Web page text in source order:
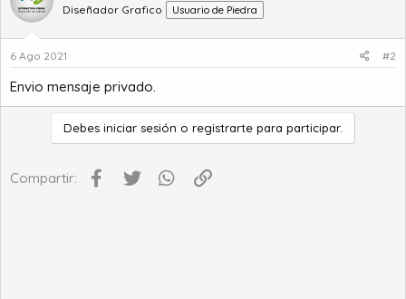
Diseñador Grafico Usuario de Piedra
6 Ago 2021 #2
Envio mensaje privado.
Debes iniciar sesión o registrarte para participar.
Compartir: Facebook
Twitter WhatsApp